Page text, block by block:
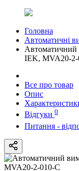
Головна
Автоматичні
Автоматичний
IEK, MVA20-2-
Все про товар
Опис
Відгуки 0
Питання -